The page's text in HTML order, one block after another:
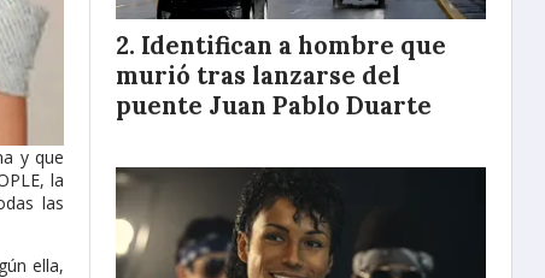
y que
la
las
ella,
Identifican a hombre que
murió tras lanzarse del
puente Juan Pablo Duarte